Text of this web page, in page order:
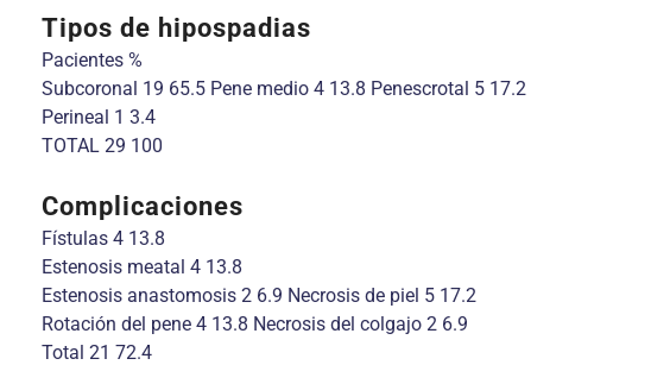
Tipos de hipospadias
Pacientes %
Subcoronal 19 65.5 Pene medio 4 13.8 Penescrotal 5 17.2
Perineal 1 3.4
TOTAL 29 100
Complicaciones
Fístulas 4 13.8
Estenosis meatal 4 13.8
Estenosis anastomosis 2 6.9 Necrosis de piel 5 17.2
Rotación del pene 4 13.8 Necrosis del colgajo 2 6.9
Total 21 72.4